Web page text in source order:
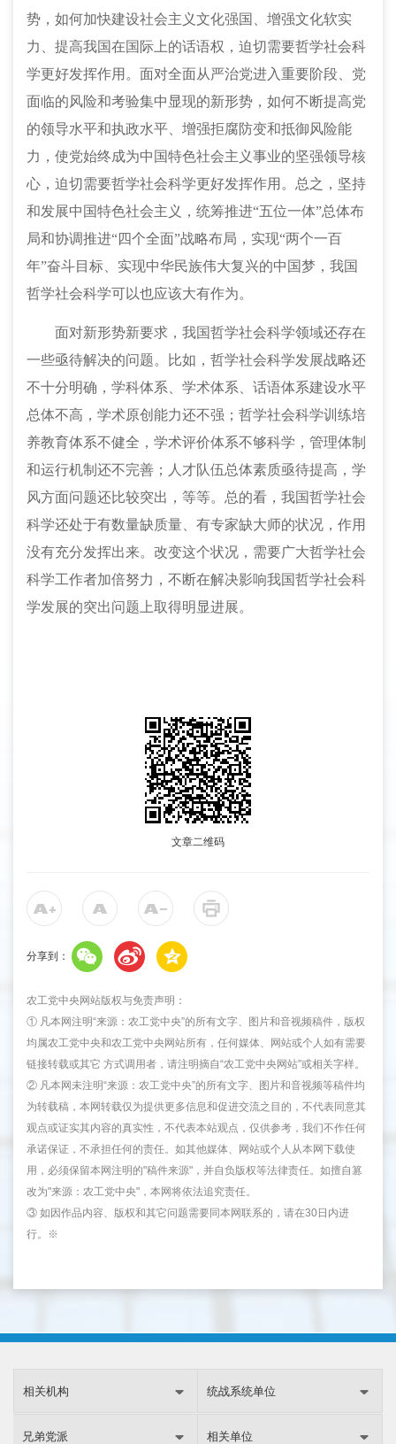
势，如何加快建设社会主义文化强国、增强文化软实
力、提高我国在国际上的话语权，迫切需要哲学社会科
学更好发挥作用。面对全面从严治党进入重要阶段、党
面临的风险和考验集中显现的新形势，如何不断提高党
的领导水平和执政水平、增强拒腐防变和抵御风险能
力，使党始终成为中国特色社会主义事业的坚强领导核
心，迫切需要哲学社会科学更好发挥作用。总之，坚持
和发展中国特色社会主义，统筹推进“五位一体”总体布
局和协调推进“四个全面”战略布局，实现“两个一百
年”奋斗目标、实现中华民族伟大复兴的中国梦，我国
哲学社会科学可以也应该大有作为。
面对新形势新要求，我国哲学社会科学领域还存在
一些亟待解决的问题。比如，哲学社会科学发展战略还
不十分明确，学科体系、学术体系、话语体系建设水平
总体不高，学术原创能力还不强；哲学社会科学训练培
养教育体系不健全，学术评价体系不够科学，管理体制
和运行机制还不完善；人才队伍总体素质亟待提高，学
风方面问题还比较突出，等等。总的看，我国哲学社会
科学还处于有数量缺质量、有专家缺大师的状况，作用
没有充分发挥出来。改变这个状况，需要广大哲学社会
科学工作者加倍努力，不断在解决影响我国哲学社会科
学发展的突出问题上取得明显进展。
文章二维码
分享到：
农工党中央网站版权与免责声明：
① 凡本网注明“来源：农工党中央”的所有文字、图片和音视频稿件，版权
均属农工党中央和农工党中央网站所有，任何媒体、网站或个人如有需要
链接转载或其它 方式调用者，请注明摘自“农工党中央网站”或相关字样。
② 凡本网未注明“来源：农工党中央”的所有文字、图片和音视频等稿件均
为转载稿，本网转载仅为提供更多信息和促进交流之目的，不代表同意其
观点或证实其内容的真实性，不代表本站观点，仅供参考，我们不作任何
承诺保证，不承担任何的责任。如其他媒体、网站或个人从本网下载使
用，必须保留本网注明的"稿件来源"，并自负版权等法律责任。如擅自篡
改为"来源：农工党中央"，本网将依法追究责任。
③ 如因作品内容、版权和其它问题需要同本网联系的，请在30日内进
行。※
相关机构 统战系统单位
兄弟党派 相关单位